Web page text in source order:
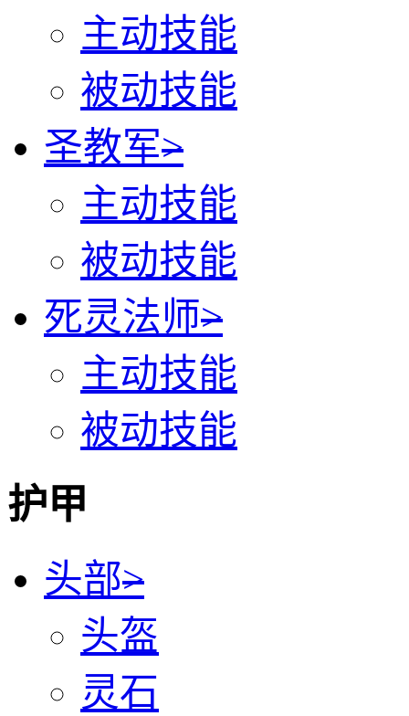
主动技能
被动技能
圣教军>
主动技能
被动技能
死灵法师>
主动技能
被动技能
护甲
头部>
头盔
灵石